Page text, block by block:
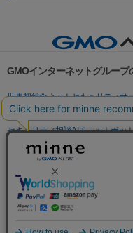
GMOインターネットグルー
世界初総合ネットセキュリティサ
パスワード漏洩診断
Webサイ
セキュリティ相談AIチャットボッ
実在証明・盗聴対策
サイバー攻撃対策（GMO Flatt
セキュリティ事業の軌跡